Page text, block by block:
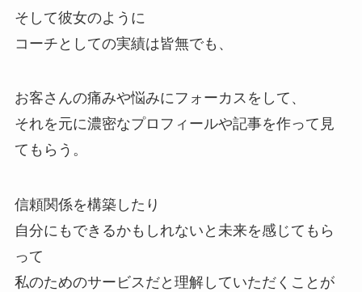
そして彼女のように
コーチとしての実績は皆無でも、
お客さんの痛みや悩みにフォーカスをして、
それを元に濃密なプロフィールや記事を作って見
てもらう。
信頼関係を構築したり
自分にもできるかもしれないと未来を感じてもら
って
私のためのサービスだと理解していただくことが